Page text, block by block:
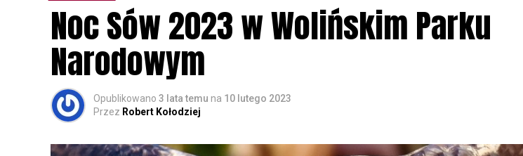
Noc Sów 2023 w Wolińskim Parku
Narodowym
Opublikowano 3 lata temu na 10 lutego 2023
Przez Robert Kołodziej